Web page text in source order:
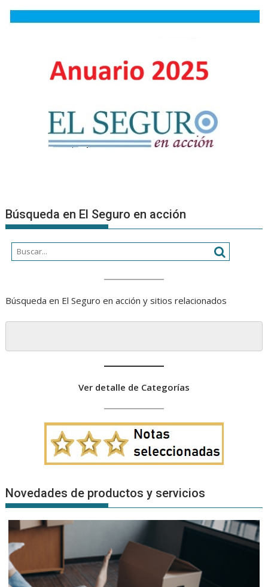
Búsqueda en El Seguro en acción
Búsqueda en El Seguro en acción y sitios relacionados
Ver detalle de Categorías
Novedades de productos y servicios